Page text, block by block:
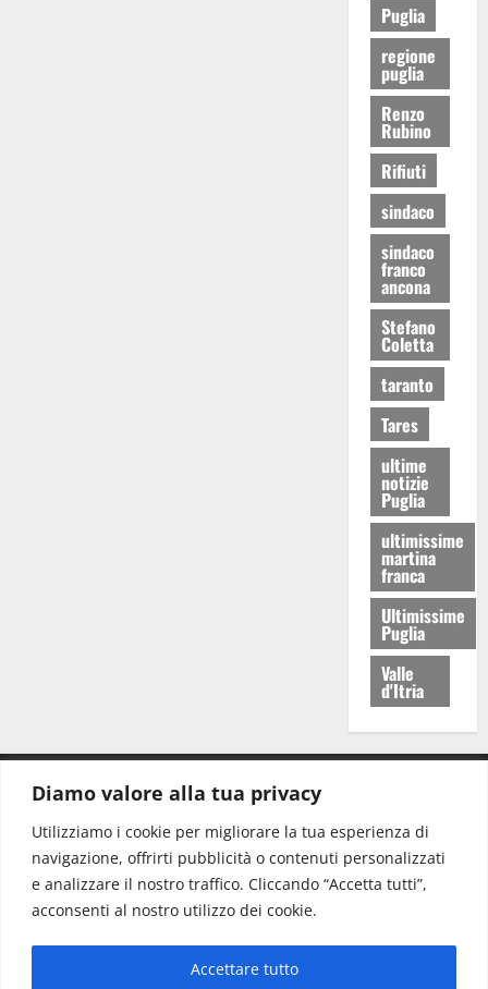
Diamo valore alla tua privacy
Utilizziamo i cookie per migliorare la tua esperienza di
navigazione, offrirti pubblicità o contenuti personalizzati
e analizzare il nostro traffico. Cliccando “Accetta tutti”,
acconsenti al nostro utilizzo dei cookie.
Accettare tutto
Puglia
regione
puglia
Renzo
Rubino
Rifiuti
sindaco
sindaco
franco
ancona
Stefano
Coletta
taranto
Tares
ultime
notizie
Puglia
ultimissime
martina
franca
Ultimissime
Puglia
Valle
d'Itria
Redazione: redazione@www.martinasera.it
Direttore:direttore@www.martinasera.it
Info & Commerciale:info@www.martinasera.it